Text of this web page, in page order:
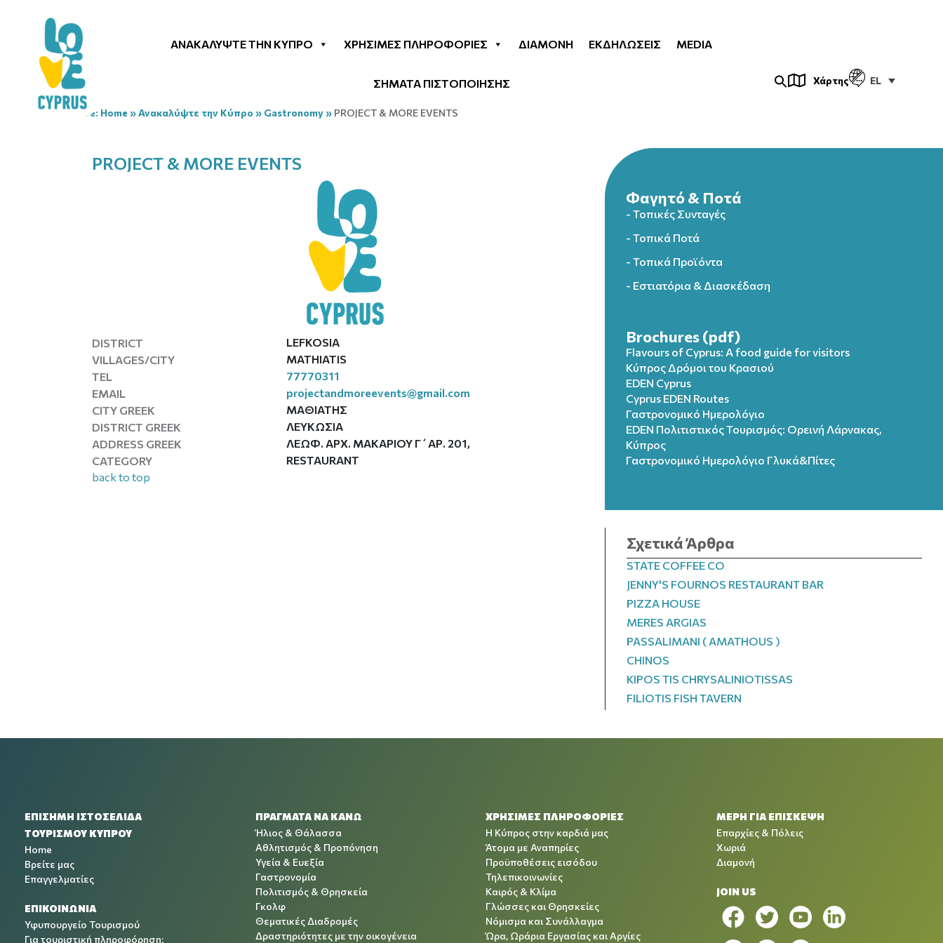
ΑΝΑΚΑΛΎΨΤΕ ΤΗΝ ΚΎΠΡΟ ΧΡΉΣΙΜΕΣ ΠΛΗΡΟΦΟΡΊΕΣ ΔΙΑΜΟΝΉ ΕΚΔΗΛΏΣΕΙΣ MEDIA
ΣΗΜΑΤΑ ΠΙΣΤΟΠΟΙΗΣΗΣ Χάρτης EL
You are here: Home »Ανακαλύψτε την Κύπρο » Gastronomy» PROJECT & MORE EVENTS
PROJECT & MORE EVENTS
DISTRICT
LEFKOSIA
VILLAGES/CITY
MATHIATIS
TEL
77770311
EMAIL
projectandmoreevents@gmail.com
CITY GREEK
ΜΑΘΙΑΤΗΣ
DISTRICT GREEK
ΛΕΥΚΩΣΙΑ
ADDRESS GREEK
ΛΕΩΦ. ΑΡΧ. ΜΑΚΑΡΙΟΥ Γ΄ΑΡ. 201,
CATEGORY
RESTAURANT
back to top
Φαγητό & Ποτά
- Τοπικές Συνταγές
- Τοπικά Ποτά
- Τοπικά Προϊόντα
- Εστιατόρια & Διασκέδαση
Brochures (pdf)
Flavours of Cyprus: A food guide for visitors
Κύπρος Δρόμοι του Κρασιού
EDEN Cyprus
Cyprus EDEN Routes
Γαστρονομικό Ημερολόγιο
EDEN Πολιτιστικός Τουρισμός: Ορεινή Λάρνακας,
Κύπρος
Γαστρονομικό Ημερολόγιo Γλυκά&Πίτες
Σχετικά Άρθρα
STATE COFFEE CO
JENNY'S FOURNOS RESTAURANT BAR
PIZZA HOUSE
MERES ARGIAS
PASSALIMANI ( AMATHOUS )
CHINOS
KIPOS TIS CHRYSALINIOTISSAS
FILIOTIS FISH TAVERN
ΕΠΙΣΗΜΗ ΙΣΤΟΣΕΛΙΔΑ
ΤΟΥΡΙΣΜΟΥ ΚΥΠΡΟΥ
Home
Βρείτε μας
Επαγγελματίες
ΕΠΙΚΟΙΝΩΝΙΑ
Υφυπουργείο Τουρισμού
Για τουριστική πληροφόρηση:
ΠΡΑΓΜΑΤΑ ΝΑ ΚΑΝΩ
Ήλιος & Θάλασσα
Αθλητισμός & Προπόνηση
Υγεία & Ευεξία
Γαστρονομία
Πολιτισμός & Θρησκεία
Γκολφ
Θεματικές Διαδρομές
Δραστηριότητες με την οικογένεια
ΧΡΉΣΙΜΕΣ ΠΛΗΡΟΦΟΡΊΕΣ
Η Κύπρος στην καρδιά μας
Άτομα με Αναπηρίες
Προϋποθέσεις εισόδου
Τηλεπικοινωνίες
Καιρός & Κλίμα
Γλώσσες και Θρησκείες
Νόμισμα και Συνάλλαγμα
Ώρα, Ωράρια Εργασίας και Αργίες
ΜΕΡΗ ΓΙΑ ΕΠΙΣΚΕΨΗ
Επαρχίες & Πόλεις
Χωριά
Διαμονή
JOIN US